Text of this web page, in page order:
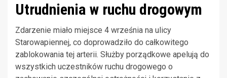
Utrudnienia w ruchu drogowym
Zdarzenie miało miejsce 4 września na ulicy
Starowapiennej, co doprowadziło do całkowitego
zablokowania tej arterii. Służby porządkowe apelują do
wszystkich uczestników ruchu drogowego o